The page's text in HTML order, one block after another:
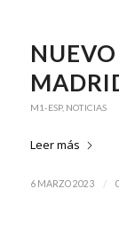
M1-ESP, NOTICIAS
Leer más
6 MARZO 2023 /